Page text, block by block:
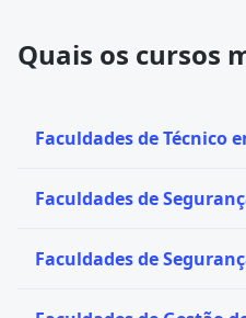
Quais os cursos
Faculdades de Técnico
Faculdades de
Faculdades de